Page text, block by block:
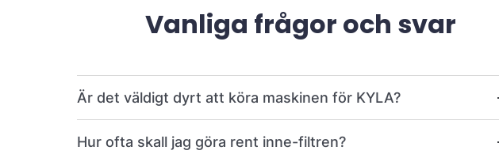
Vanliga frågor och svar
Är det väldigt dyrt att köra maskinen för KYLA?
Hur ofta skall jag göra rent inne-filtren?